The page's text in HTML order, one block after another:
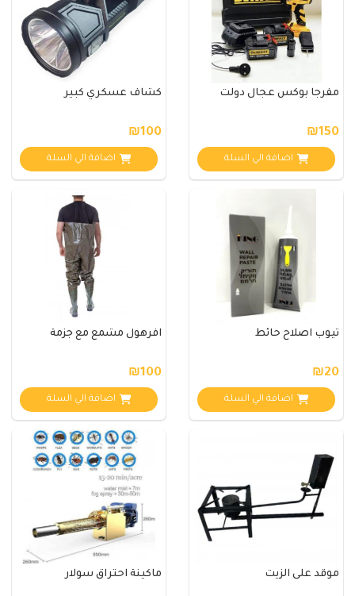
مفرجا بوكس عجال دولت
₪150
اضافة الي السلة
كشاف عسكري كبير
₪100
اضافة الي السلة
تيوب اصلاح حائط
₪20
اضافة الي السلة
افرهول مشمع مع جزمة
₪100
اضافة الي السلة
موقد على الزيت ماكينة احتراق سولار